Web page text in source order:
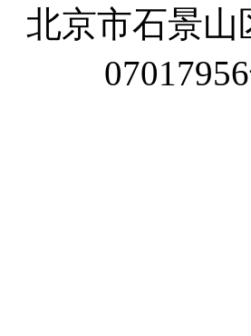
北京市石景